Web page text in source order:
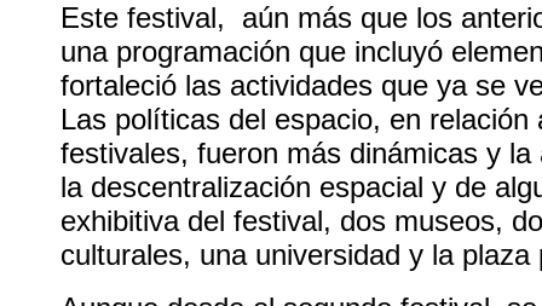
Este festival, aún más que los
una programación que incluyó
fortaleció las actividades que ya se
Las políticas del espacio, en relación
festivales, fueron más dinámicas y la
la descentralización espacial y de
exhibitiva del festival, dos museos,
culturales, una universidad y la plaza